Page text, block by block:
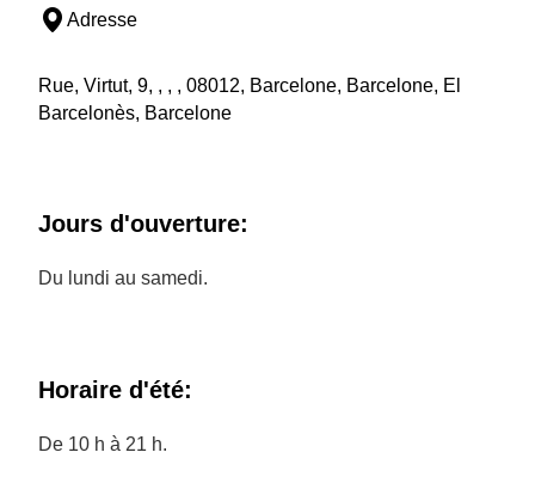
Adresse
Rue, Virtut, 9, , , , 08012, Barcelone, Barcelone, El
Barcelonès, Barcelone
Jours d'ouverture:
Du lundi au samedi.
Horaire d'été:
De 10 h à 21 h.